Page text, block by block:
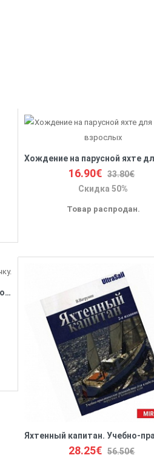
16.90€ 33.80€
Скидка 50%
Товар распродан.
Управление парусной яхтой в одиночку.
28.25€ 56.50€